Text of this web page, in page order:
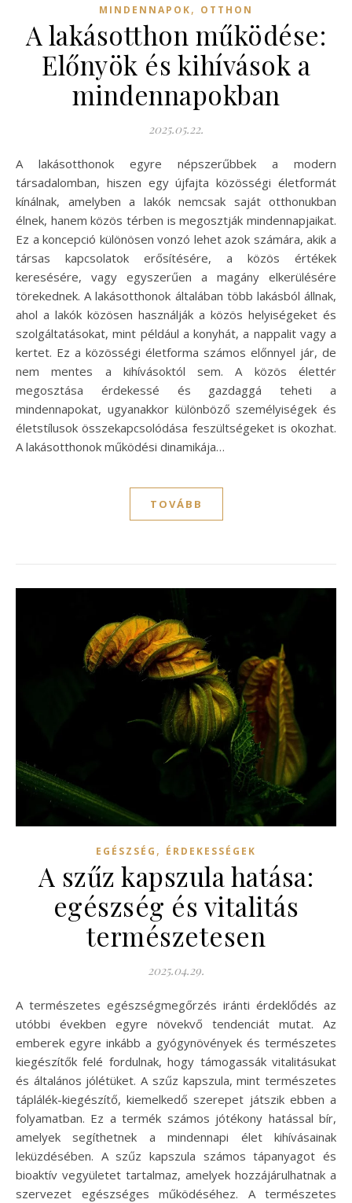
MINDENNAPOK, OTTHON
A lakásotthon működése:
Előnyök és kihívások a
mindennapokban
2025.05.22.
A lakásotthonok egyre népszerűbbek a modern
társadalomban, hiszen egy újfajta közösségi életformát
kínálnak, amelyben a lakók nemcsak saját otthonukban
élnek, hanem közös térben is megosztják mindennapjaikat.
Ez a koncepció különösen vonzó lehet azok számára, akik a
társas kapcsolatok erősítésére, a közös értékek
keresésére, vagy egyszerűen a magány elkerülésére
törekednek. A lakásotthonok általában több lakásból állnak,
ahol a lakók közösen használják a közös helyiségeket és
szolgáltatásokat, mint például a konyhát, a nappalit vagy a
kertet. Ez a közösségi életforma számos előnnyel jár, de
nem mentes a kihívásoktól sem. A közös élettér
megosztása érdekessé és gazdaggá teheti a
mindennapokat, ugyanakkor különböző személyiségek és
életstílusok összekapcsolódása feszültségeket is okozhat.
A lakásotthonok működési dinamikája…
TOVÁBB
EGÉSZSÉG , ÉRDEKESSÉGEK
A szűz kapszula hatása:
egészség és vitalitás
természetesen
2025.04.29.
A természetes egészségmegőrzés iránti érdeklődés az
utóbbi években egyre növekvő tendenciát mutat. Az
emberek egyre inkább a gyógynövények és természetes
kiegészítők felé fordulnak, hogy támogassák vitalitásukat
és általános jólétüket. A szűz kapszula, mint természetes
táplálék-kiegészítő, kiemelkedő szerepet játszik ebben a
folyamatban. Ez a termék számos jótékony hatással bír,
amelyek segíthetnek a mindennapi élet kihívásainak
leküzdésében. A szűz kapszula számos tápanyagot és
bioaktív vegyületet tartalmaz, amelyek hozzájárulhatnak a
szervezet egészséges működéséhez. A természetes